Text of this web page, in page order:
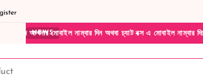
NEWS
মোবাইল নাম্বার দিন অথবা চ্যাট বক্স এ মোবাইল নাম্বার দিয়ে